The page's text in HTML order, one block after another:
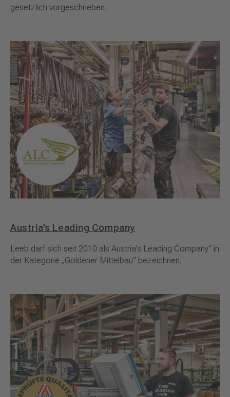
gesetzlich vorgeschrieben.
Austria’s Leading Company
Leeb darf sich seit 2010 als Austria’s Leading Company“ in
der Kategorie „Goldener Mittelbau“ bezeichnen.